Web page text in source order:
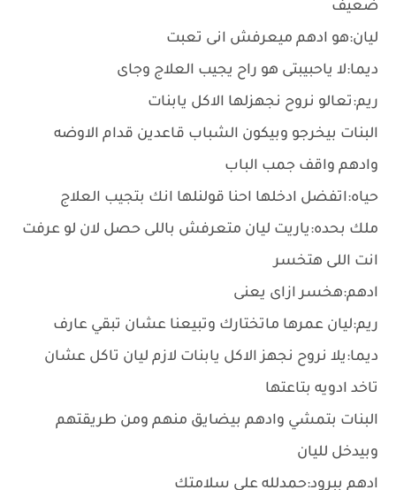
ضعيف
ليان:هو ادهم ميعرفش انى تعبت
ديما:لا ياحبيبتى هو راح يجيب العلاج وجاى
ريم:تعالو نروح نجهزلها الاكل يابنات
البنات بيخرجو وبيكون الشباب قاعدين قدام الاوضه
وادهم واقف جمب الباب
حياه:اتفضل ادخلها احنا قولنلها انك بتجيب العلاج
ملك بحده:ياريت ليان متعرفش باللى حصل لان لو عرفت
انت اللى هتخسر
ادهم:هخسر ازاى يعنى
ريم:ليان عمرها ماتختارك وتبيعنا عشان تبقي عارف
ديما:يلا نروح نجهز الاكل يابنات لازم ليان تاكل عشان
تاخد ادويه بتاعتها
البنات بتمشي وادهم بيضايق منهم ومن طريقتهم
وبيدخل لليان
ادهم ببرود:حمدلله على سلامتك